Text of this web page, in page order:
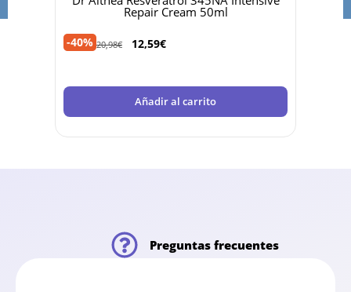
Repair Cream 50ml
-40% 20,98€ 12,59€
Añadir al carrito
Preguntas frecuentes